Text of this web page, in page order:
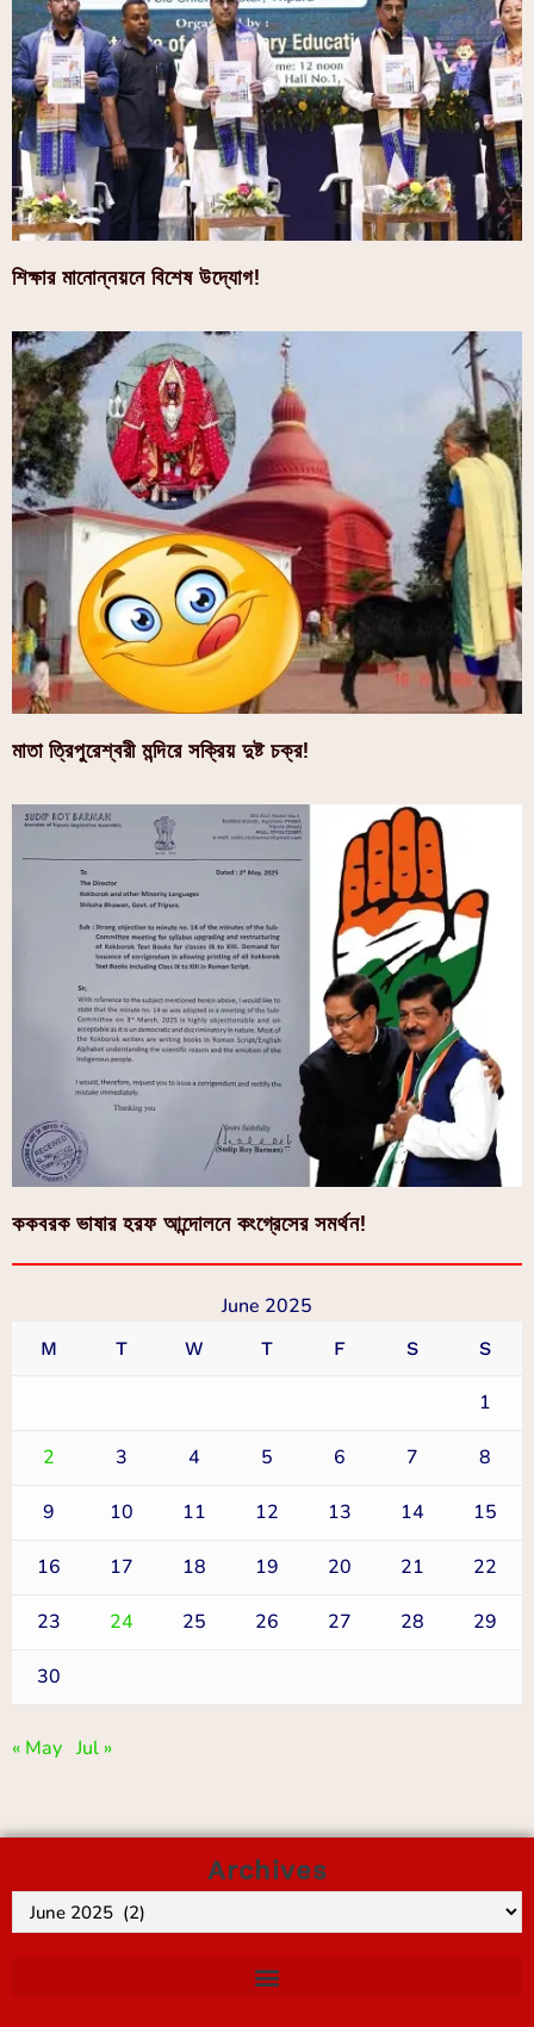
শিক্ষার মানোন্নয়নে বিশেষ উদ্যোগ!
মাতা ত্রিপুরেশ্বরী মন্দিরে সক্রিয় দুষ্ট চক্র!
ককবরক ভাষার হরফ আন্দোলনে কংগ্রেসের সমর্থন!
June 2025
M T W T F S S
1
2 3 4 5 6 7 8
9 10 11 12 13 14 15
16 17 18 19 20 21 22
23 24 25 26 27 28 29
30
« May Jul »
Archives